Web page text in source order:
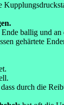
ballig und
gehärtete
durch die